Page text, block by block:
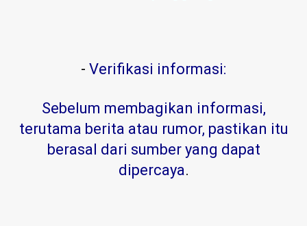
- Verifikasi informasi:
Sebelum membagikan informasi,
terutama berita atau rumor, pastikan itu
berasal dari sumber yang dapat
dipercaya.